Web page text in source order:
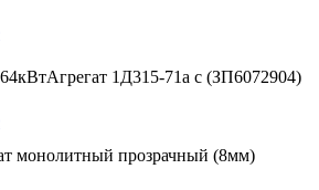
1Д315-71а с (ЗП6072904)
монолитный прозрачный (8мм)